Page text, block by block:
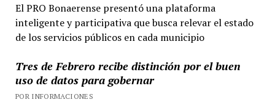
El PRO Bonaerense presentó una plataforma
inteligente y participativa que busca relevar el estado
de los servicios públicos en cada municipio
Tres de Febrero recibe distinción por el buen
uso de datos para gobernar
POR INFORMACIONES